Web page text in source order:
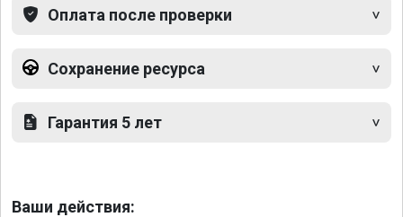
Оплата после проверки
Сохранение ресурса
Гарантия 5 лет
Ваши действия: